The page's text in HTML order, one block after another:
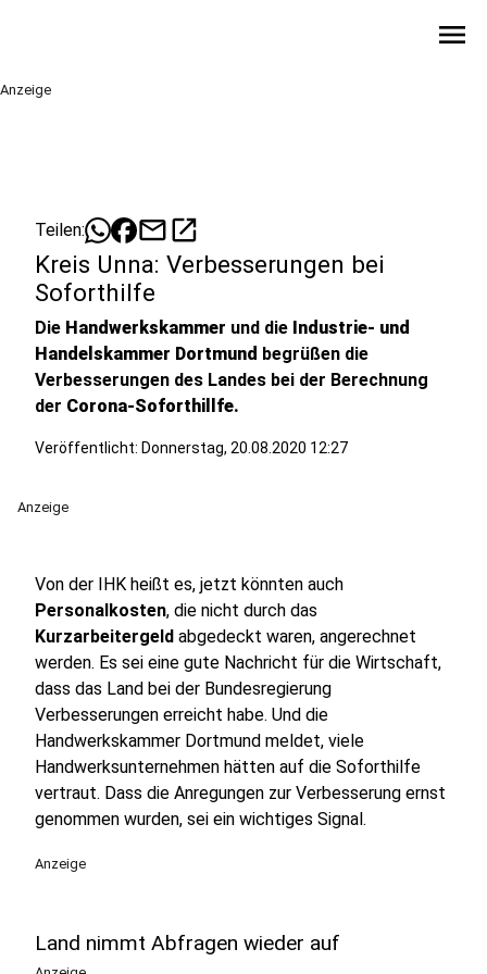
menu
Anzeige
Teilen: mailopen_in_new
Kreis Unna: Verbesserungen bei
Soforthilfe
Die Handwerkskammer und die Industrie- und
Handelskammer Dortmund begrüßen die
Verbesserungen des Landes bei der Berechnung
der Corona-Soforthillfe.
Veröffentlicht: Donnerstag, 20.08.2020 12:27
Anzeige
Von der IHK heißt es, jetzt könnten auch
Personalkosten, die nicht durch das
Kurzarbeitergeld abgedeckt waren, angerechnet
werden. Es sei eine gute Nachricht für die Wirtschaft,
dass das Land bei der Bundesregierung
Verbesserungen erreicht habe. Und die
Handwerkskammer Dortmund meldet, viele
Handwerksunternehmen hätten auf die Soforthilfe
vertraut. Dass die Anregungen zur Verbesserung ernst
genommen wurden, sei ein wichtiges Signal.
Anzeige
Land nimmt Abfragen wieder auf